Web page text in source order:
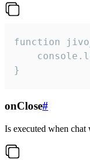
function
}
onClose#
Is executed when